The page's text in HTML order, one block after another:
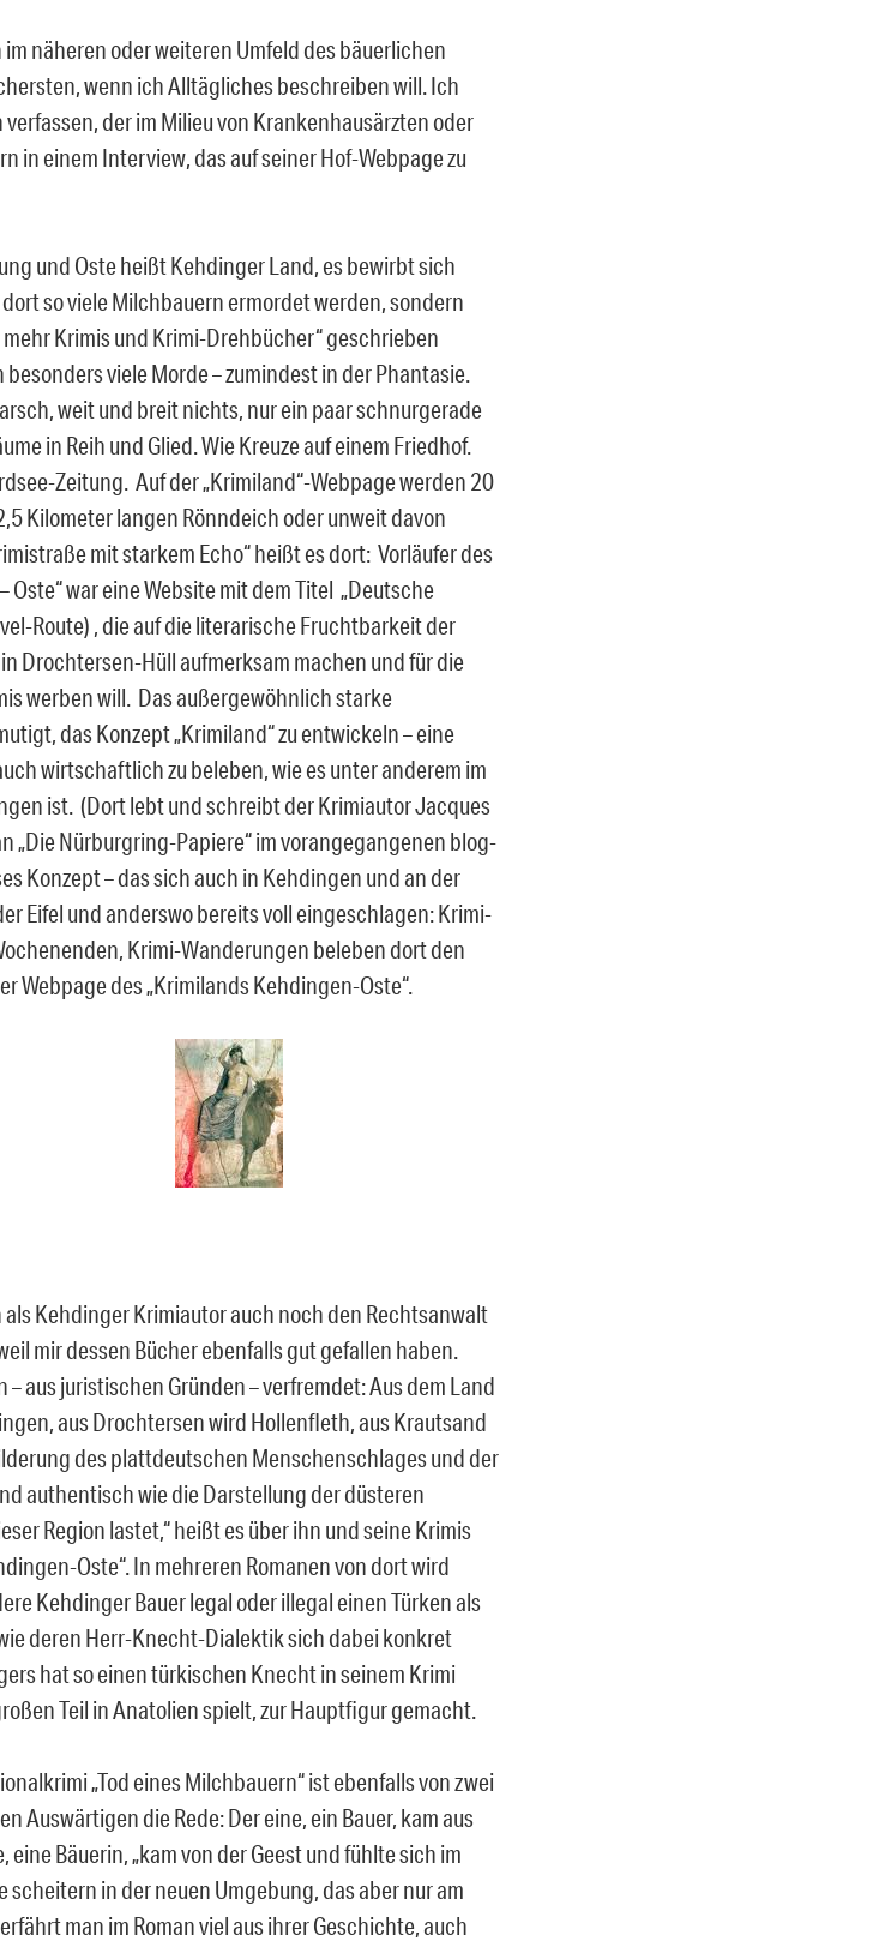
näheren oder weiteren Umfeld des bäuerlichen
wenn ich Alltägliches beschreiben will. Ich
der im Milieu von Krankenhausärzten oder
in einem Interview, das auf seiner Hof-Webpage zu
und Oste heißt Kehdinger Land, es bewirbt sich
so viele Milchbauern ermordet werden, sondern
Krimis und Krimi-Drehbücher“ geschrieben
viele Morde – zumindest in der Phantasie.
weit und breit nichts, nur ein paar schnurgerade
in Reih und Glied. Wie Kreuze auf einem Friedhof.
Zeitung. Auf der „Krimiland“-Webpage werden 20
Kilometer langen Rönndeich oder unweit davon
mit starkem Echo“ heißt es dort: Vorläufer des
war eine Website mit dem Titel „Deutsche
Route) , die auf die literarische Fruchtbarkeit der
Drochtersen-Hüll aufmerksam machen und für die
werben will. Das außergewöhnlich starke
das Konzept „Krimiland“ zu entwickeln – eine
wirtschaftlich zu beleben, wie es unter anderem im
ist. (Dort lebt und schreibt der Krimiautor Jacques
„Die Nürburgring-Papiere“ im vorangegangenen blog-
Konzept – das sich auch in Kehdingen und an der
Eifel und anderswo bereits voll eingeschlagen: Krimi-
Krimi-Wanderungen beleben dort den
Webpage des „Krimilands Kehdingen-Oste“.
Kehdinger Krimiautor auch noch den Rechtsanwalt
mir dessen Bücher ebenfalls gut gefallen haben.
– aus juristischen Gründen – verfremdet: Aus dem Land
aus Drochtersen wird Hollenfleth, aus Krautsand
des plattdeutschen Menschenschlages und der
authentisch wie die Darstellung der düsteren
Region lastet,“ heißt es über ihn und seine Krimis
Oste“. In mehreren Romanen von dort wird
Kehdinger Bauer legal oder illegal einen Türken als
deren Herr-Knecht-Dialektik sich dabei konkret
hat so einen türkischen Knecht in seinem Krimi
Teil in Anatolien spielt, zur Hauptfigur gemacht.
„Tod eines Milchbauern“ ist ebenfalls von zwei
Auswärtigen die Rede: Der eine, ein Bauer, kam aus
Bäuerin, „kam von der Geest und fühlte sich im
scheitern in der neuen Umgebung, das aber nur am
man im Roman viel aus ihrer Geschichte, auch